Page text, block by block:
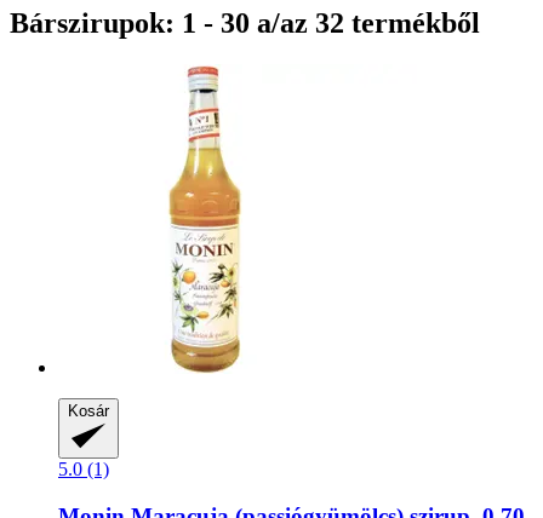
Bárszirupok: 1 - 30 a/az 32 termékből
Kosár
5.0 (1)